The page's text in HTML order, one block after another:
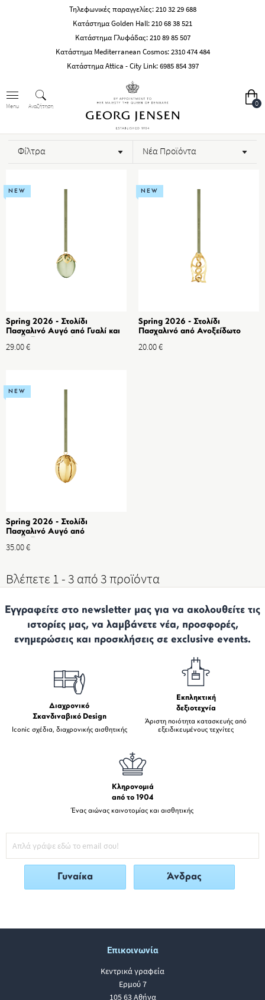
Τηλεφωνικές παραγγελίες:210 32 29 688
Κατάστημα Golden Hall:210 68 38 521
Κατάστημα Γλυφάδας:210 89 85 507
Κατάστημα Mediterranean Cosmos:2310 474 484
Κατάστημα Attica - City Link:6985 854 397
Menu Αναζήτηση 0
Φίλτρα Νέα Προϊόντα
NEW
Spring 2026 - Στολίδι
Πασχαλινό Αυγό από Γυαλί και
29.00€
NEW
Spring 2026 - Στολίδι
Πασχαλινό από Ανοξείδωτο
20.00€
NEW
Spring 2026 - Στολίδι
Πασχαλινό Αυγό από
35.00€
Βλέπετε 1 - 3 από 3 προϊόντα
Εγγραφείτε στο newsletter μας για να ακολουθείτε τις
ιστορίες μας, να λαμβάνετε νέα, προσφορές,
ενημερώσεις και προσκλήσεις σε exclusive events.
Διαχρονικό
Σκανδιναβικό Design
Iconic σχέδια, διαχρονικής αισθητικής
Εκπληκτική
δεξιοτεχνία
Άριστη ποιότητα κατασκευής από
εξειδικευμένους τεχνίτες
Κληρονομιά
από το 1904
Ένας αιώνας καινοτομίας και αισθητικής
Γυναίκα Άνδρας
Επικοινωνία
Κεντρικά γραφεία
Ερμού 7
105 63 Αθήνα